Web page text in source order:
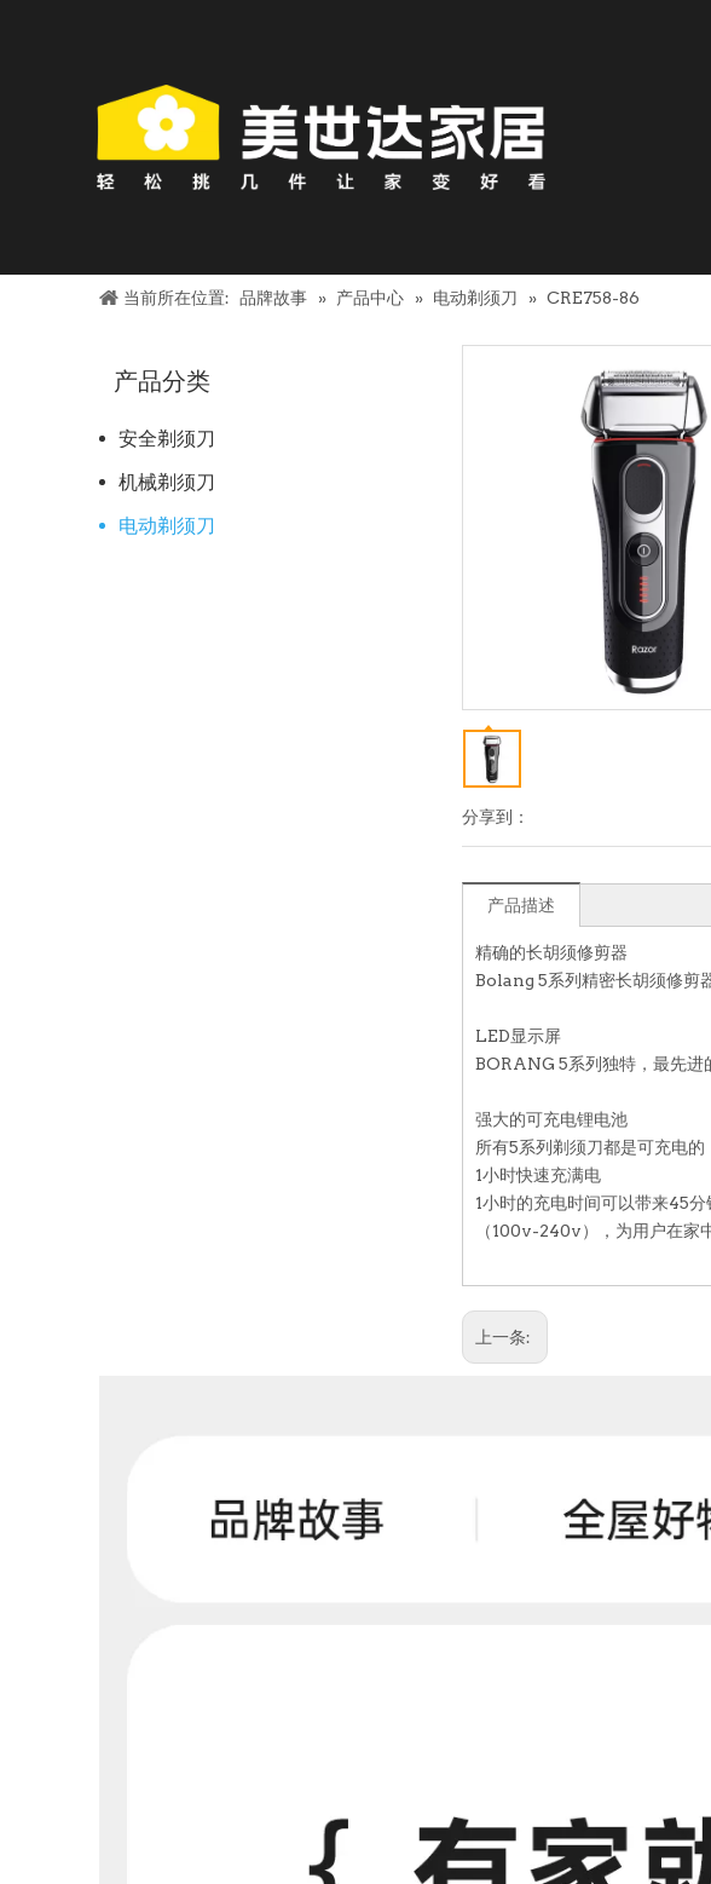
当前所在位置: 品牌故事 » 产品中心 » 电动剃须刀 » CRE758-86
产品分类
安全剃须刀
机械剃须刀
电动剃须刀
分享到：
产品描述
精确的长胡须修剪器
Bolang 5系列精密长胡须修剪
LED显示屏
BORANG 5系列独特，最先
强大的可充电锂电池
所有5系列剃须刀都是可充电
1小时快速充满电
1小时的充电时间可以带来45
（100v-240v），为用户在家
上一条: